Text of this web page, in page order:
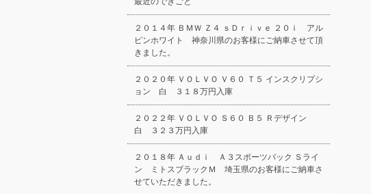
２０１４年 ＢＭＷ Ｚ４ ｓＤｒｉｖｅ ２０ｉ アル
ピンホワイト 神奈川県のお客様にご納車させて頂
きました。
２０２０年 ＶＯＬＶＯ Ｖ６０ Ｔ５ インスクリプシ
ョン 白 ３１８万円入庫
２０２２年 ＶＯＬＶＯ Ｓ６０ Ｂ５ Ｒデザイン
白 ３２３万円入庫
２０１８年 Ａｕｄｉ Ａ３スポーツバック Ｓライ
ン ミトスブラックＭ 埼玉県のお客様にご納車さ
せていただきました。